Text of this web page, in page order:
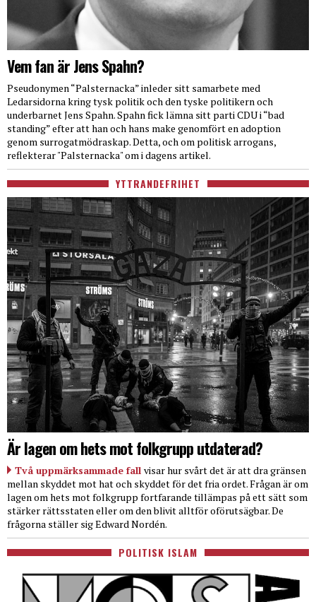
Vem fan är Jens Spahn?
Pseudonymen “Palsternacka” inleder sitt samarbete med
Ledarsidorna kring tysk politik och den tyske politikern och
underbarnet Jens Spahn. Spahn fick lämna sitt parti CDU i “bad
standing” efter att han och hans make genomfört en adoption
genom surrogatmödraskap. Detta, och om politisk arrogans,
reflekterar "Palsternacka" om i dagens artikel.
YTTRANDEFRIHET
Är lagen om hets mot folkgrupp utdaterad?
Två uppmärksammade fall visar hur svårt det är att dra gränsen
mellan skyddet mot hat och skyddet för det fria ordet. Frågan är om
lagen om hets mot folkgrupp fortfarande tillämpas på ett sätt som
stärker rättsstaten eller om den blivit alltför oförutsägbar. De
frågorna ställer sig Edward Nordén.
POLITISK ISLAM